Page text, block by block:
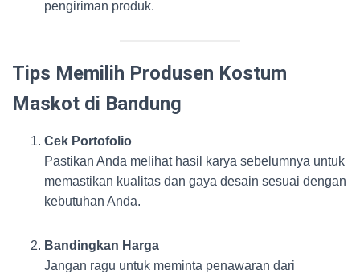
pengiriman produk.
Tips Memilih Produsen Kostum
Maskot di Bandung
Cek Portofolio
Pastikan Anda melihat hasil karya sebelumnya untuk
memastikan kualitas dan gaya desain sesuai dengan
kebutuhan Anda.
Bandingkan Harga
Jangan ragu untuk meminta penawaran dari